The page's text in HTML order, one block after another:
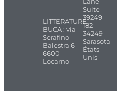
LITTERATURE
BUCA : via
Serafino
Balestra 6
6600
Locarno
Lane
Suite
39249-
182
34249
Sarasota
États-
Unis